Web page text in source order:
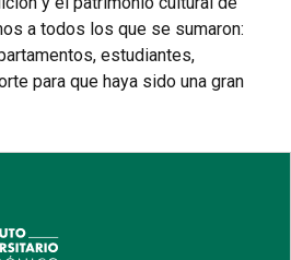
a todos los que se sumaron:
estudiantes,
para que haya sido una gran